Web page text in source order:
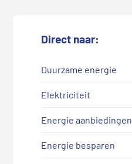
Direct naar:
Duurzame energie
Elektriciteit
Energie aanbiedingen
Energie besparen